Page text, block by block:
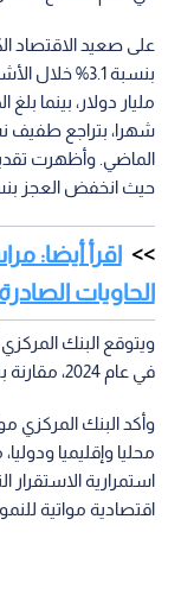
على صعيد الاقتصاد
الماضي. وأظهرت
حيث انخفض العجز بنسبة 5.3% نتيجة نمو
اقرأ أيضا:
الحاويات
في عام 2024، مقارنة بنمو 2.2% خلال النصف الأول من العام.
وأكد البنك المركزي
محليا وإقليميا
استمرارية الاستقرار
اقتصادية مواتية